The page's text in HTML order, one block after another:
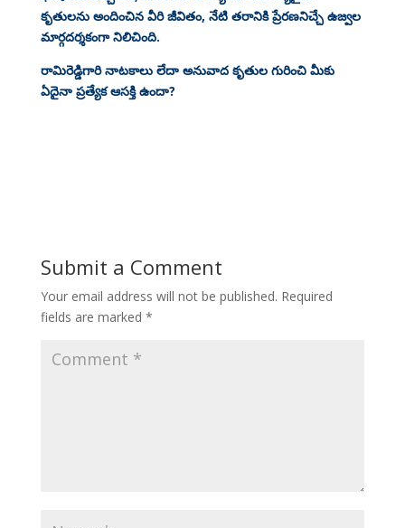
కృతులను అందించిన వీరి జీవితం, నేటి తరానికి ప్రేరణనిచ్చే ఉజ్వల
మార్గదర్శకంగా నిలిచింది.
రామిరెడ్డిగారి నాటకాలు లేదా అనువాద కృతుల గురించి మీకు
ఏదైనా ప్రత్యేక ఆసక్తి ఉందా?
Submit a Comment
Your email address will not be published. Required
fields are marked *